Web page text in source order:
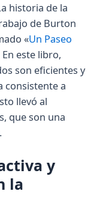
historia de la
de Burton
«Un Paseo
En este libro,
son eficientes y
consistente a
llevó al
que son una
y
la